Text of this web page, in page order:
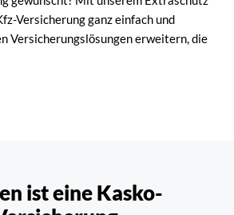
Versicherung ganz einfach und
Versicherungslösungen erweitern, die
ist eine Kasko-